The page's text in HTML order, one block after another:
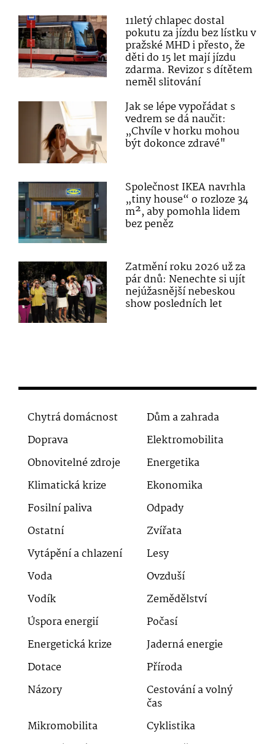
11letý chlapec dostal
pokutu za jízdu bez lístku v
pražské MHD i přesto, že
děti do 15 let mají jízdu
zdarma. Revizor s dítětem
neměl slitování
Jak se lépe vypořádat s
vedrem se dá naučit:
„Chvíle v horku mohou
být dokonce zdravé"
Společnost IKEA navrhla
„tiny house“ o rozloze 34
m², aby pomohla lidem
bez peněz
Zatmění roku 2026 už za
pár dnů: Nenechte si ujít
nejúžasnější nebeskou
show posledních let
Chytrá domácnost
Dům a zahrada
Doprava
Elektromobilita
Obnovitelné zdroje
Energetika
Klimatická krize
Ekonomika
Fosilní paliva
Odpady
Ostatní
Zvířata
Vytápění a chlazení
Lesy
Voda
Ovzduší
Vodík
Zemědělství
Úspora energií
Počasí
Energetická krize
Jaderná energie
Dotace
Příroda
Názory
Cestování a volný
čas
Mikromobilita
Cyklistika